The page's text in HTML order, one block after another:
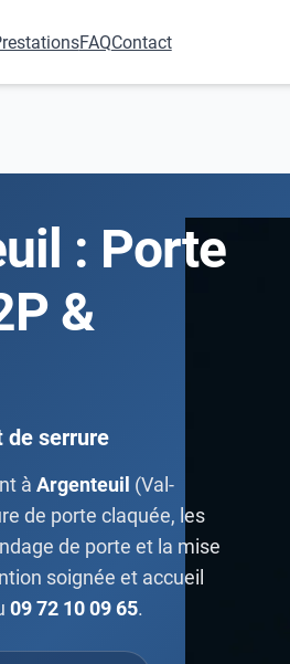
FAQContact
: Porte
&
de serrure
à Argenteuil (Val-
de porte claquée, les
de porte et la mise
soignée et accueil
09 72 10 09 65.